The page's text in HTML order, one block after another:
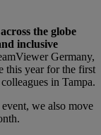
the globe
inclusive
Germany,
this year for the first
in Tampa.
we also move